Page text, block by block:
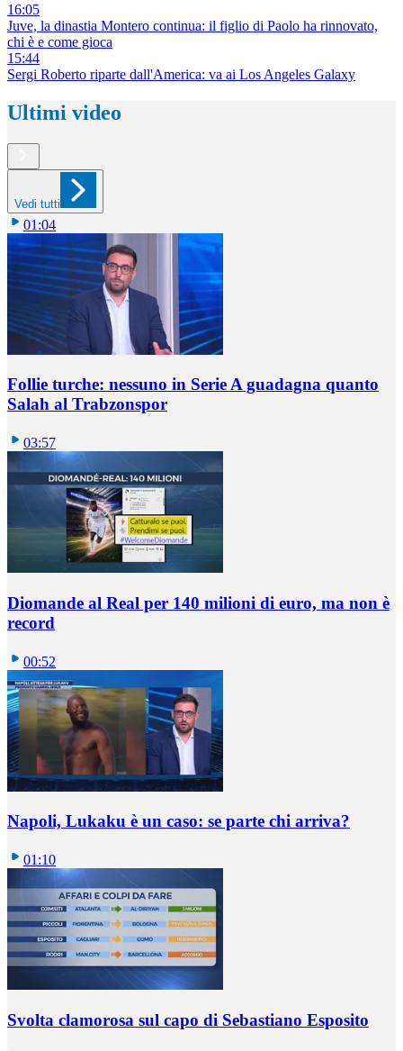
16:05
Juve, la dinastia Montero continua: il figlio di Paolo ha rinnovato,
chi è e come gioca
15:44
Sergi Roberto riparte dall'America: va ai Los Angeles Galaxy
Ultimi video
Vedi tutti
01:04
Follie turche: nessuno in Serie A guadagna quanto
Salah al Trabzonspor
03:57
Diomande al Real per 140 milioni di euro, ma non è
record
00:52
Napoli, Lukaku è un caso: se parte chi arriva?
01:10
Svolta clamorosa sul capo di Sebastiano Esposito